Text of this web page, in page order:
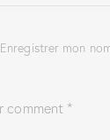
Enregistrer mon